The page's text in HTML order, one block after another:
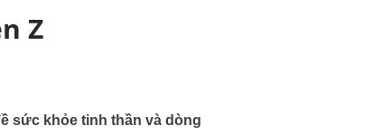
Z
sức khỏe tinh thần và dòng